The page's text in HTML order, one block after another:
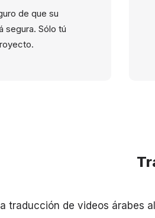
de que su
segura. Sólo tú
traducción de videos árabes